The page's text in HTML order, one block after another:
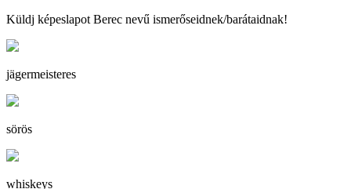
Küldj képeslapot Berec nevű ismerőseidnek/barátaidnak!
jägermeisteres
sörös
whiskeys